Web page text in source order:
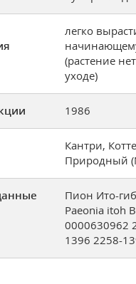
легко
(растение
уходе)
1986
Кантри,
Природный
Пион Ито-
Paeonia itoh
0000630962
1396 2258-